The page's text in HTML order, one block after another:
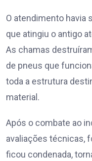
O atendimento havia
que atingiu o antigo
As chamas
de pneus que
toda a estrutura
material.
Após o combate ao
avaliações técnicas,
ficou condenada,